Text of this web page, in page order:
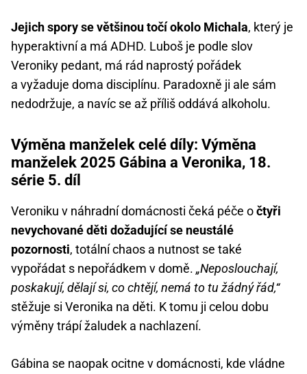
Jejich spory se většinou točí okolo Michala, který je
hyperaktivní a má ADHD. Luboš je podle slov
Veroniky pedant, má rád naprostý pořádek
a vyžaduje doma disciplínu. Paradoxně ji ale sám
nedodržuje, a navíc se až příliš oddává alkoholu.
Výměna manželek celé díly: Výměna
manželek 2025 Gábina a Veronika, 18.
série 5. díl
Veroniku v náhradní domácnosti čeká péče očtyři
nevychované děti dožadující se neustálé
pozornosti, totální chaos a nutnost se také
vypořádat s nepořádkem v domě. „Neposlouchají,
poskakují, dělají si, co chtějí, nemá to tu žádný řád,“
stěžuje si Veronika na děti. K tomu ji celou dobu
výměny trápí žaludek a nachlazení.
Gábina se naopak ocitne v domácnosti, kde vládne